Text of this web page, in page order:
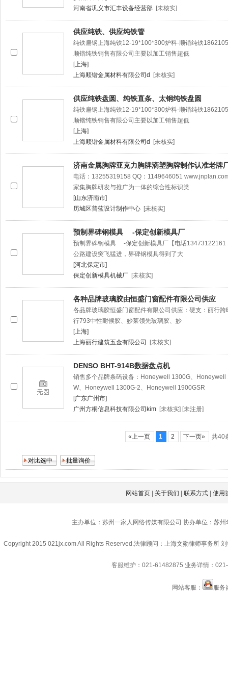
河南省巩义市汇丰设备经营部 [未核实]
供应纯铁、供应纯铁管
纯铁扁钢上海纯铁12-19*100*300炉料-顺锴纯铁
顺锴纯铁销售有限公司主要以加工销售超低
[上海]
上海顺锴金属材料有限公司d
[未核实]
供应纯铁盘圆、纯铁直条、太钢纯铁盘圆
纯铁扁钢上海纯铁12-19*100*300炉料-顺锴纯铁
顺锴纯铁销售有限公司主要以加工销售超低
[上海]
上海顺锴金属材料有限公司d
[未核实]
济南金属胸牌亚克力胸牌滴塑胸牌制作认准老牌
电话：13255319158 QQ：1149646051
家集胸牌研发与推广为一体的综合性标识类
[山东济南市]
历城区普蓝设计制作中心 [未核实]
预制界碑钢模具 -保定创新模具厂
预制界碑钢模具 -保定创新模具厂【电话13473122161
公路建设突飞猛进，界碑钢模具得到了大
[河北保定市]
保定创新模具机械厂 [未核实]
各种品牌玻璃胶由恒盛门窗配件有限公司供应
各品牌玻璃胶恒盛门窗配件有限公司供应：硬支：丽行
行793中性耐候胶、妙莱领先玻璃胶、妙
[上海]
上海丽行建筑五金有限公司
[未核实]
DENSO BHT-914B数据盘点机
销售多个品牌条码设备：Honeywell 1300G、
W、Honeywell 1300G-2、Honeywell 1900GSR
[广东广州市]
广州方桐信息科技有限公司kim [未核实] [未注册]
«上一页 1 2 下一页» 共40
网站首页 关于我们 |联系方式 |使用
主办单位：苏州一家人网络传媒有限公司 协办单位：苏
Copyright 2015 021jx.com All Rights Reserved.法律顾问：上海文勋律师事务所
客服维护：021-61482875 业务详情：
网站客服： 服务